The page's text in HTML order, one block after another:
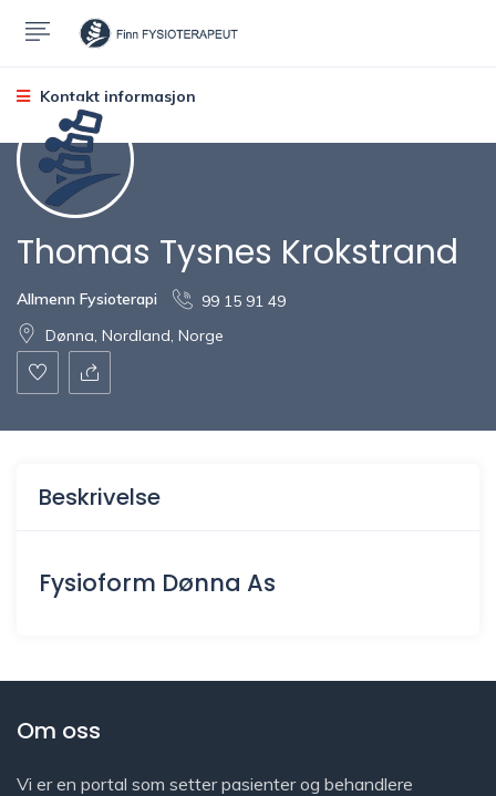
Kontakt informasjon
Thomas Tysnes Krokstrand
Allmenn Fysioterapi
99 15 91 49
Dønna, Nordland, Norge
Beskrivelse
Fysioform Dønna As
Om oss
Vi er en portal som setter pasienter og behandlere